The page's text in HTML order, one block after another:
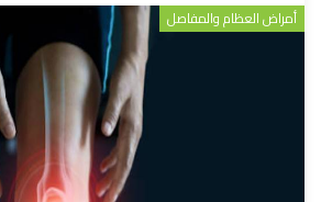
أمراض العظام والمفاصل